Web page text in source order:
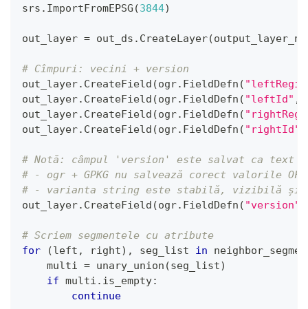
srs . ImportFromEPSG (3844)
out_layer = out_ds . CreateLayer(
# Cîmpuri: vecini + version
out_layer. CreateField (ogr. FieldDefn (
out_layer. CreateField (ogr. FieldDefn ( "leftId" ,
out_layer. CreateField (ogr. FieldDefn (
out_layer. CreateField (ogr. FieldDefn ( "rightId"
# Notă: câmpul 'version' este salvat ca text
# - ogr + GPKG nu salvează corect valorile
# - varianta string este stabilă, vizibilă și
out_layer. CreateField (ogr. FieldDefn ( "version"
# Scriem segmentele cu atribute
for
(left , right) , seg_list in
    multi
= unary_union (seg_list)
if multi . is_empty:
continue